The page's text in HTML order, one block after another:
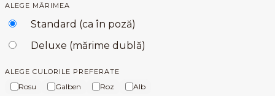
ALEGE MĂRIMEA
Standard (ca în poză)
Deluxe (mărime dublă)
ALEGE CULORILE PREFERATE
Rosu Galben Roz Alb